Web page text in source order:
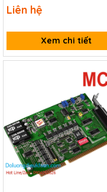
626/S CR
Liên hệ
Xem chi tiết